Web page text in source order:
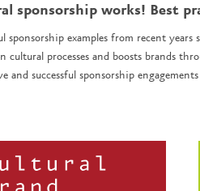
sponsorship works! Best
sponsorship examples from recent
cultural processes and boosts brands
and successful sponsorship